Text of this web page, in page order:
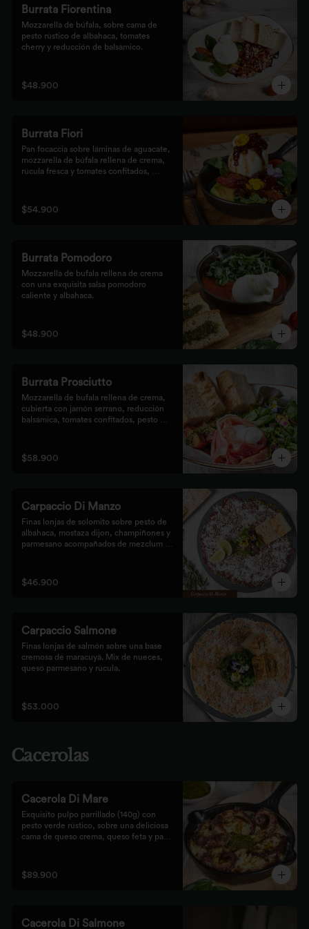
Burrata Fiorentina
Mozzarella de búfala, sobre cama de
pesto rústico de albahaca, tomates
cherry y reducción de balsámico.
$48.900
Burrata Fiori
Pan focaccia sobre láminas de aguacate,
mozzarella de búfala rellena de crema,
rúcula fresca y tomates confitados,
$54.900
Burrata Pomodoro
Mozzarella de bufala rellena de crema
con una exquisita salsa pomodoro
caliente y albahaca.
$48.900
Burrata Prosciutto
Mozzarella de bufala rellena de crema,
cubierta con jamón serrano, reducción
balsámica, tomates confitados, pesto
$58.900
Carpaccio Di Manzo
Finas lonjas de solomito sobre pesto de
albahaca, mostaza dijon, champiñones y
parmesano acompañados de mezclum de
$46.900
Carpaccio Salmone
Finas lonjas de salmón sobre una base
cremosa de maracuyá. Mix de nueces,
queso parmesano y rúcula.
$53.000
Cacerolas
Cacerola Di Mare
Exquisito pulpo parrillado (140g) con
pesto verde rústico, sobre una deliciosa
cama de queso crema, queso feta y papa.
$89.900
Cacerola Di Salmone